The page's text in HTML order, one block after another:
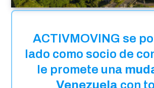
ACTIVMOVING se
lado como socio de
le promete una
Venezuela con